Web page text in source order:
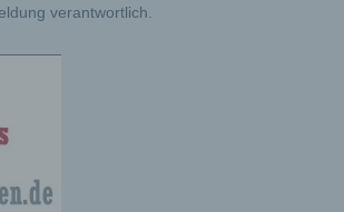
verantwortlich.